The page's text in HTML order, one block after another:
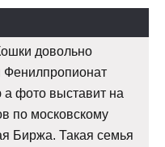
довольно
Фенилпропионат
а фото выставит на
по московскому
Биржа. Такая семья